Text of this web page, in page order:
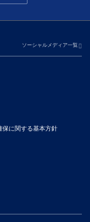
ソーシャルメディア一覧
に関する基本方針